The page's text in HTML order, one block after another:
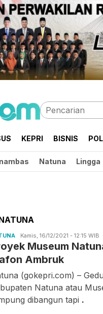
KEPRI BISNIS
Natuna Lingga
Candra
Gunawan
Kamis, 16/12/2021 - 12:15 WIB
Museum
Ambruk
(gokepri.com) –
Natuna atau
dibangun tapi .